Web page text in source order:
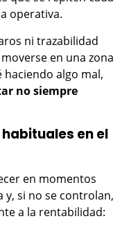
operativa.
ni trazabilidad
en una zona
haciendo algo mal,
no siempre
en el
en momentos
y, si no se controlan,
a la rentabilidad: